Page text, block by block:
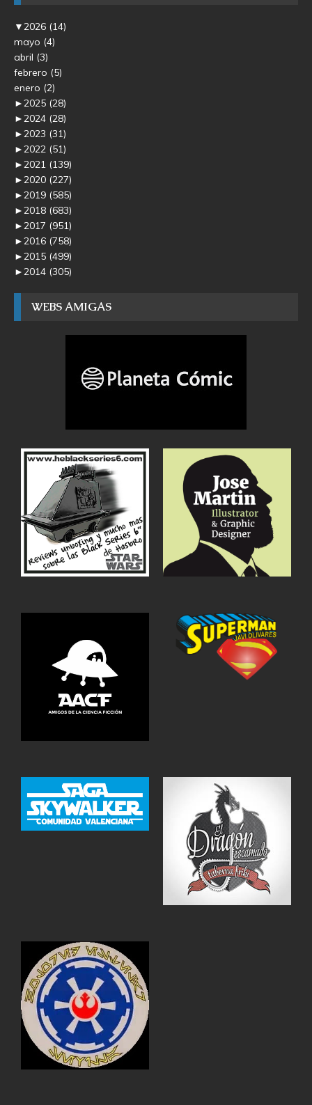
▼2026 (14)
mayo (4)
abril (3)
febrero (5)
enero (2)
►2025 (28)
►2024 (28)
►2023 (31)
►2022 (51)
►2021 (139)
►2020 (227)
►2019 (585)
►2018 (683)
►2017 (951)
►2016 (758)
►2015 (499)
►2014 (305)
WEBS AMIGAS